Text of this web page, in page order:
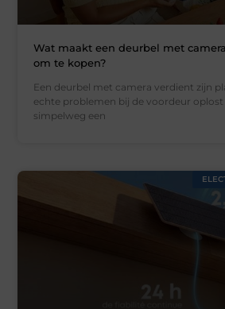
Wat maakt een deurbel met
om te kopen?
Een deurbel met camera verdient zijn
echte problemen bij de voordeur oplost
simpelweg een